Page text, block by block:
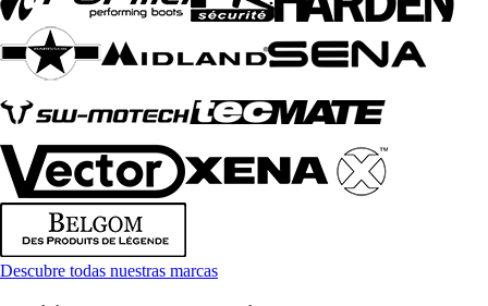
Descubre todas nuestras marcas